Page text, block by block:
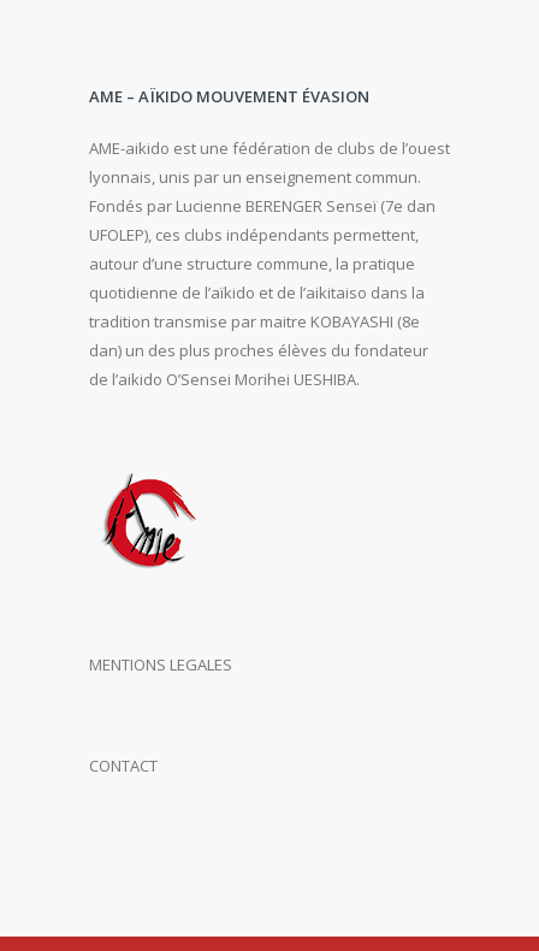
AME – AÏKIDO MOUVEMENT ÉVASION
AME-aikido est une fédération de clubs de l’ouest
lyonnais, unis par un enseignement commun.
Fondés par Lucienne BERENGER Senseï (7e dan
UFOLEP), ces clubs indépendants permettent,
autour d’une structure commune, la pratique
quotidienne de l’aïkido et de l’aikitaiso dans la
tradition transmise par maitre KOBAYASHI (8e
dan) un des plus proches élèves du fondateur
de l’aikido O’Sensei Morihei UESHIBA.
MENTIONS LEGALES
CONTACT